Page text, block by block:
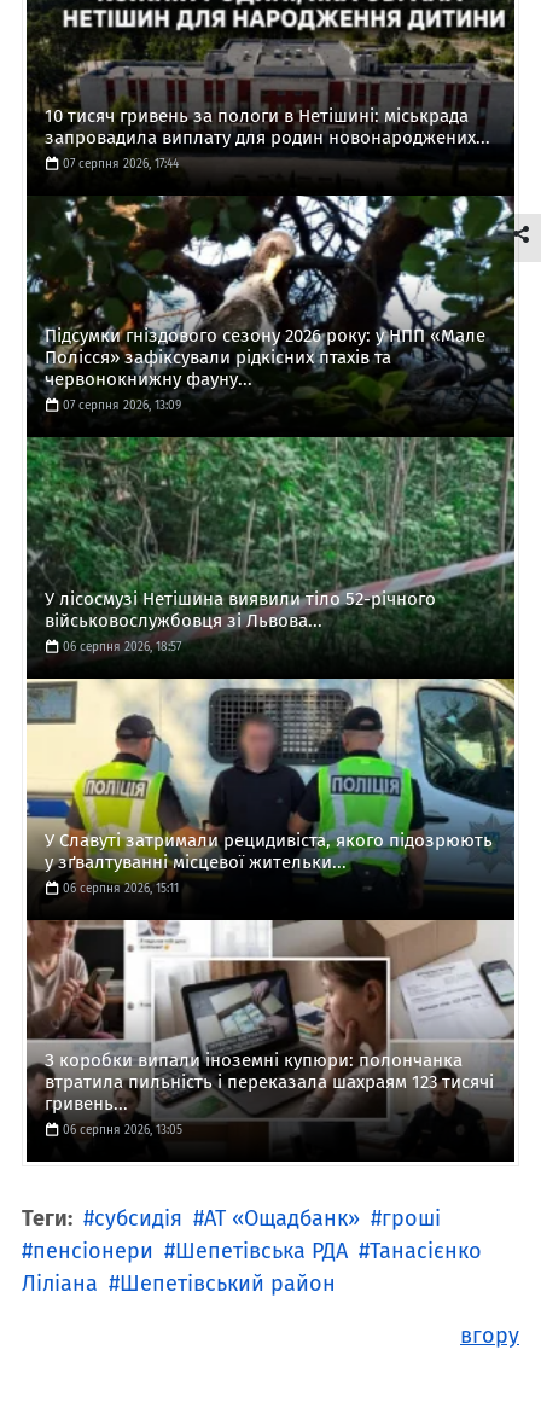
10 тисяч гривень за пологи в Нетішині: міськрада
запровадила виплату для родин новонароджених...
07 серпня 2026, 17:44
Підсумки гніздового сезону 2026 року: у НПП «Мале
Полісся» зафіксували рідкісних птахів та
червонокнижну фауну...
07 серпня 2026, 13:09
У лісосмузі Нетішина виявили тіло 52-річного
військовослужбовця зі Львова...
06 серпня 2026, 18:57
У Славуті затримали рецидивіста, якого підозрюють
у зґвалтуванні місцевої жительки...
06 серпня 2026, 15:11
З коробки випали іноземні купюри: полончанка
втратила пильність і переказала шахраям 123 тисячі
гривень...
06 серпня 2026, 13:05
Теги: субсидія АТ «Ощадбанк»
гроші
пенсіонери
Шепетівська РДА
Танасієнко
Ліліана
Шепетівський район
вгору